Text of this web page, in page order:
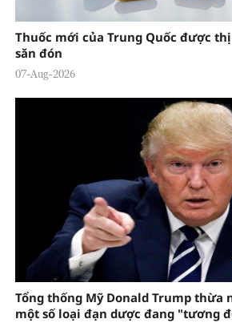
Thuốc mới của Trung Quốc được
săn đón
07-Aug-2026
Tổng thống Mỹ Donald Trump thừa
một số loại đạn dược đang "tương